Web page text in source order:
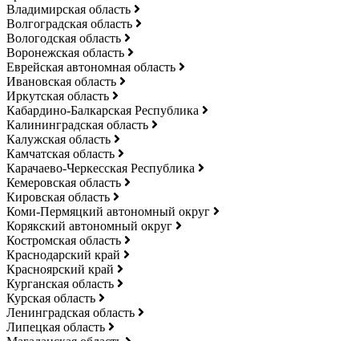
Владимирская область
Волгоградская область
Вологодская область
Воронежская область
Еврейская автономная область
Ивановская область
Иркутская область
Кабардино-Балкарская Республика
Калининградская область
Калужская область
Камчатская область
Карачаево-Черкесская Республика
Кемеровская область
Кировская область
Коми-Пермяцкий автономный округ
Корякский автономный округ
Костромская область
Краснодарский край
Красноярский край
Курганская область
Курская область
Ленинградская область
Липецкая область